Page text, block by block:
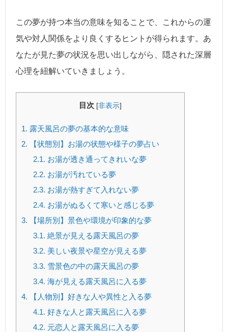
この夢が持つ本当の意味を知ることで、これからの運
気や対人関係をより良くするヒントが得られます。あ
なたが見た夢の状況を思い出しながら、隠された深層
心理を紐解いていきましょう。
目次 [非表示]
1. 露天風呂の夢の基本的な意味
2. 【状態別】お湯の状態や様子の夢占い
2.1. お湯が透き通ってきれいな夢
2.2. お湯が汚れている夢
2.3. お湯が熱すぎて入れない夢
2.4. お湯がぬるくて寒いと感じる夢
3. 【場所別】景色や環境が印象的な夢
3.1. 絶景が見える露天風呂の夢
3.2. 美しい夜景や星空が見える夢
3.3. 雪景色の中の露天風呂の夢
3.4. 海が見える露天風呂に入る夢
4. 【人物別】好きな人や異性と入る夢
4.1. 好きな人と露天風呂に入る夢
4.2. 元恋人と露天風呂に入る夢